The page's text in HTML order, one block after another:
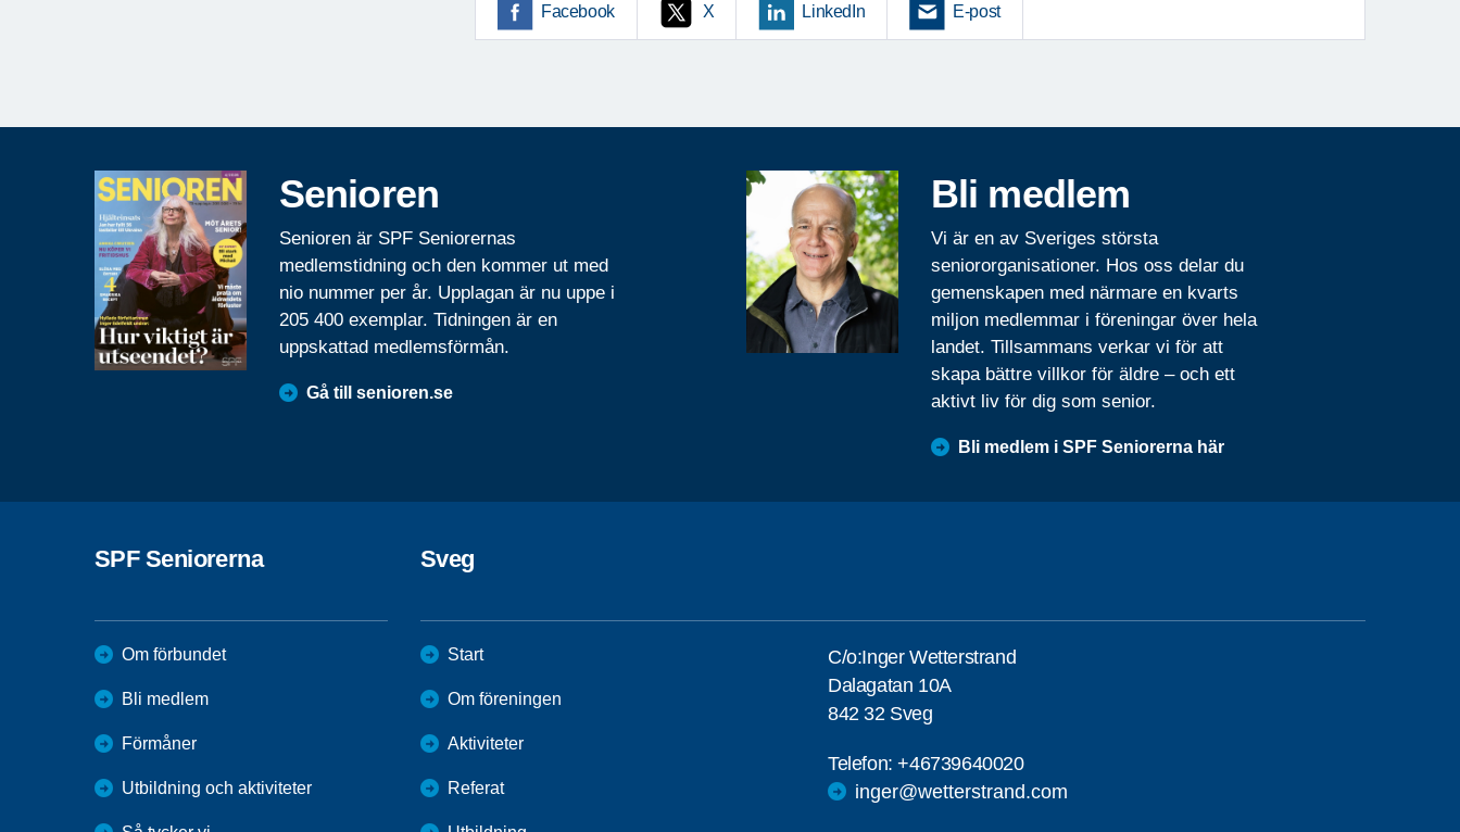
Facebook X LinkedIn E-post
Senioren
Senioren är SPF Seniorernas
medlemstidning och den kommer ut med
nio nummer per år. Upplagan är nu uppe i
205 400 exemplar. Tidningen är en
uppskattad medlemsförmån.
Gå till senioren.se
Bli medlem
Vi är en av Sveriges största
seniororganisationer. Hos oss delar du
gemenskapen med närmare en kvarts
miljon medlemmar i föreningar över hela
landet. Tillsammans verkar vi för att
skapa bättre villkor för äldre – och ett
aktivt liv för dig som senior.
Bli medlem i SPF Seniorerna här
SPF Seniorerna
Om förbundet
Bli medlem
Förmåner
Utbildning och aktiviteter
Sveg
Start
Om föreningen
Aktiviteter
Referat
C/o:Inger Wetterstrand
Dalagatan 10A
842 32 Sveg
Telefon:+46739640020
inger@wetterstrand.com